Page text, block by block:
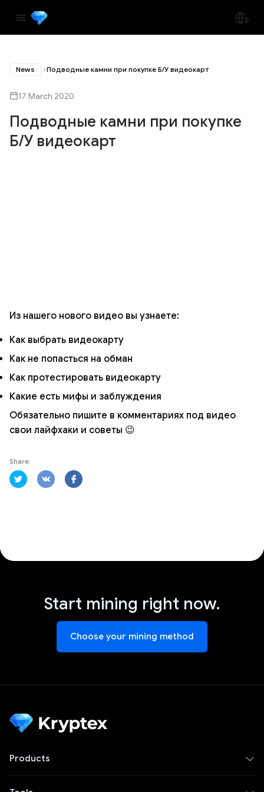
News Подводные камни при покупке Б/У видеокарт
17 March 2020
Подводные камни при покупке
Б/У видеокарт
Из нашего нового видео вы узнаете:
Как выбрать видеокарту
Как не попасться на обман
Как протестировать видеокарту
Какие есть мифы и заблуждения
Обязательно пишите в комментариях под видео
свои лайфхаки и советы 😉
Share:
Start mining right now.
Choose your mining method
Products